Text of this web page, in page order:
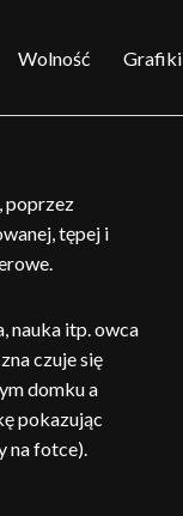
Wolność Grafiki
poprzez
tępej i
nauka itp. owca
czuje się
domku a
pokazując
na fotce).